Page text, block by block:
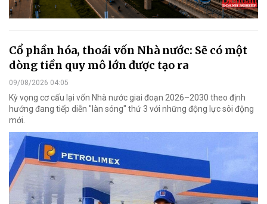
Cổ phần hóa, thoái vốn Nhà nước: Sẽ có một
dòng tiền quy mô lớn được tạo ra
09/08/2026 04:05
Kỳ vọng cơ cấu lại vốn Nhà nước giai đoạn 2026–2030 theo định
hướng đang tiếp diễn "làn sóng" thứ 3 với những động lực sôi động
mới.